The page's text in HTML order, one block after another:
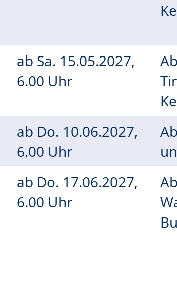
ab Sa. 15.05.2027,
6.00 Uhr
ab Do. 10.06.2027,
6.00 Uhr
ab Do. 17.06.2027,
6.00 Uhr